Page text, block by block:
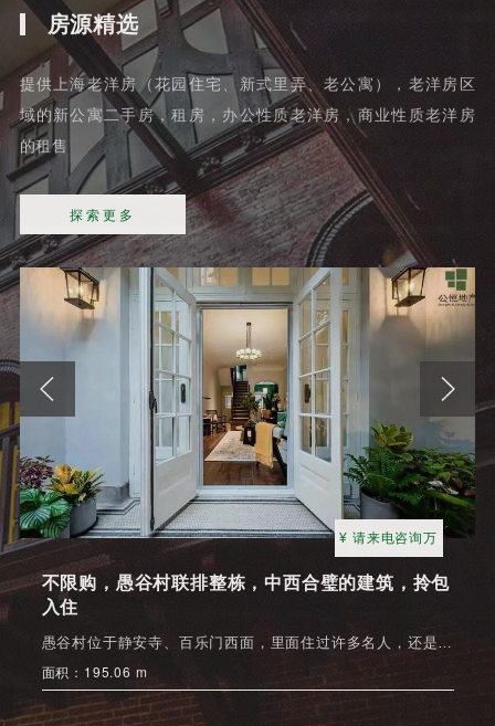
房源精选
提供上海老洋房（花园住宅、新式里弄、老公寓），老洋房区
域的新公寓二手房，租房，办公性质老洋房，商业性质老洋房
的租售
探索更多
¥ 请来电咨询万
不限购，愚谷村联排整栋，中西合璧的建筑，拎包
入住
愚谷村位于静安寺、百乐门西面，里面住过许多名人，还是挂铜牌的保护建筑
面积：195.06 m